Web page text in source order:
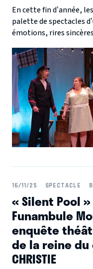
En cette fin d’année,
palette de spectacles
émotions, rires
public une saison où
découverte !
16/11/25 SPECTACLE
« Silent Pool
Funambule
enquête
de la reine du
CHRISTIE